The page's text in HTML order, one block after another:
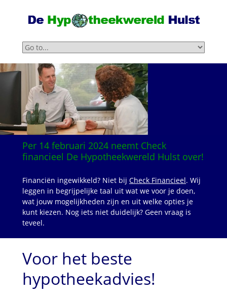
Per 14 februari 2024 neemt Check
financieel De Hypotheekwereld Hulst over!
Financiën ingewikkeld? Niet bij Check Financieel. Wij
leggen in begrijpelijke taal uit wat we voor je doen,
wat jouw mogelijkheden zijn en uit welke opties je
kunt kiezen. Nog iets niet duidelijk? Geen vraag is
teveel.
Voor het beste
hypotheekadvies!